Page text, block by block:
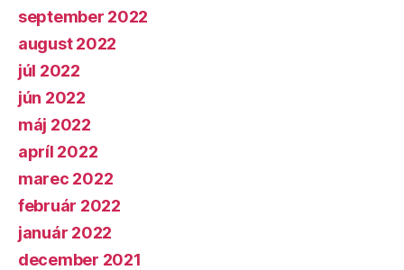
september 2022
august 2022
júl 2022
jún 2022
máj 2022
apríl 2022
marec 2022
február 2022
január 2022
december 2021